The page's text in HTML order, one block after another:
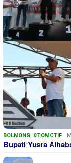
BOLMONG, OTOMOTIF
Bupati Yusra